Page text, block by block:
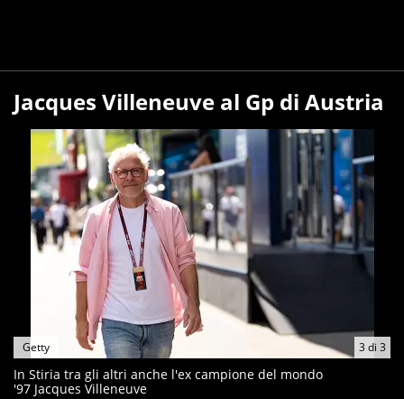
Jacques Villeneuve al Gp di Austria
3di 3
Getty
In Stiria tra gli altri anche l'ex campione del mondo
'97 Jacques Villeneuve